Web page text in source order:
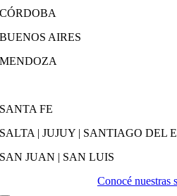
CÓRDOBA
BUENOS AIRES
MENDOZA
SANTA FE
SALTA | JUJUY | SANTIAGO DEL
SAN JUAN | SAN LUIS
Conocé nuestras